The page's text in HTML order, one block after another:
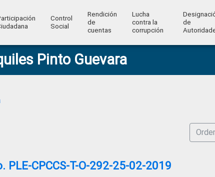
Control
Social
Rendición
de
cuentas
Lucha
contra la
corrupción
de
Pinto Guevara
PLE-CPCCS-T-O-292-25-02-2019